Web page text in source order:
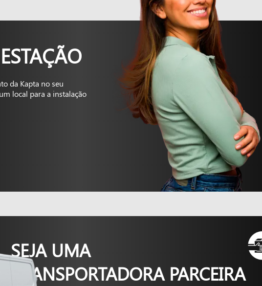
da Kapta no seu
local para a instalação
SEJA UMA
TRANSPORTADORA PARCEIRA